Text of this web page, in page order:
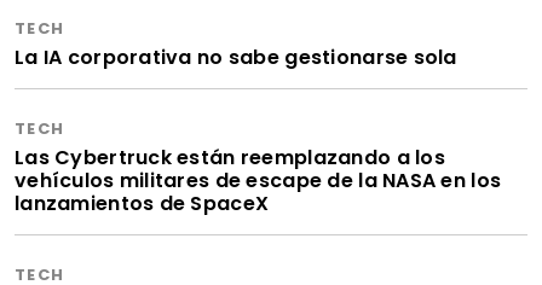
TECH
La IA corporativa no sabe gestionarse sola
TECH
Las Cybertruck están reemplazando a los
vehículos militares de escape de la NASA en los
lanzamientos de SpaceX
TECH